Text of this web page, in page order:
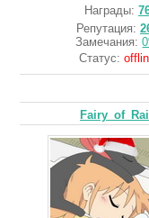
Награды:
Репутация:
Замечания:
Статус: